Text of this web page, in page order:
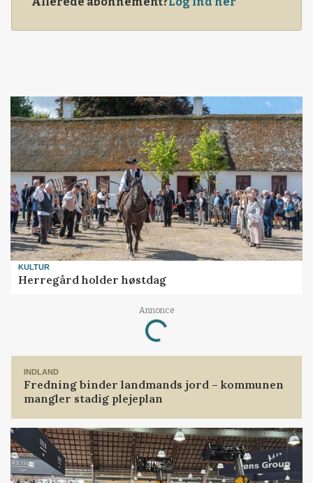
KULTUR
Herregård holder høstdag
Annonce
Loading...
INDLAND
Fredning binder landmands jord – kommunen
mangler stadig plejeplan